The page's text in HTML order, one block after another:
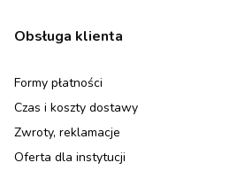
Linki w stopce
Obsługa klienta
Formy płatności
Czas i koszty dostawy
Zwroty, reklamacje
Oferta dla instytucji